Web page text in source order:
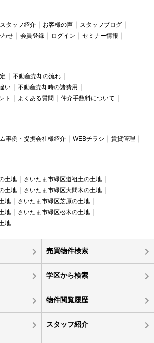
スタッフ紹介 お客様の声
スタッフブログ
わせ 会員登録 ログイン
セミナー情報
不動産売却の流れ
い
不動産売却時の諸費用
ト
よくある質問
仲介手数料について
事例・提携会社様紹介 WEBチラシ
賃貸管理
土地
さいたま市緑区道祖土の土地
土地
さいたま市緑区大間木の土地
地
さいたま市緑区芝原の土地
地
さいたま市緑区松木の土地
地
売買物件検索
学区から検索
物件閲覧履歴
スタッフ紹介